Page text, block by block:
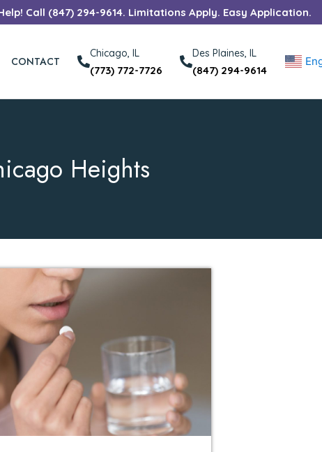
Call (847) 294-9614. Limitations Apply. Easy Application.
CONTACT
Chicago, IL
(773) 772-7726
Des Plaines, IL
(847) 294-9614
Heights